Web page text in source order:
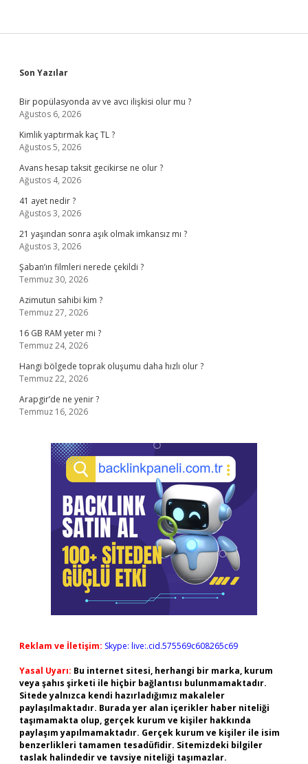
Sidebar
Son Yazılar
Bir popülasyonda av ve avcı ilişkisi olur mu ?
Ağustos 6, 2026
Kimlik yaptırmak kaç TL ?
Ağustos 5, 2026
Avans hesap taksit gecikirse ne olur ?
Ağustos 4, 2026
41 ayet nedir ?
Ağustos 3, 2026
21 yaşından sonra aşık olmak imkansız mı ?
Ağustos 3, 2026
Şaban’ın filmleri nerede çekildi ?
Temmuz 30, 2026
Azimutun sahibi kim ?
Temmuz 27, 2026
16 GB RAM yeter mi ?
Temmuz 24, 2026
Hangi bölgede toprak oluşumu daha hızlı olur ?
Temmuz 22, 2026
Arapgir’de ne yenir ?
Temmuz 16, 2026
Reklam ve İletişim: Skype: live:.cid.575569c608265c69
Yasal Uyarı: Bu internet sitesi, herhangi bir marka, kurum
veya şahıs şirketi ile hiçbir bağlantısı bulunmamaktadır.
Sitede yalnızca kendi hazırladığımız makaleler
paylaşılmaktadır. Burada yer alan içerikler haber niteliği
taşımamakta olup, gerçek kurum ve kişiler hakkında
paylaşım yapılmamaktadır. Gerçek kurum ve kişiler ile isim
benzerlikleri tamamen tesadüfidir. Sitemizdeki bilgiler
taslak halindedir ve tavsiye niteliği taşımazlar.